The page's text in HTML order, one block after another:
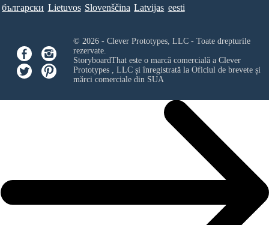
български Lietuvos Slovenščina Latvijas eesti
© 2026 - Clever Prototypes, LLC - Toate drepturile
rezervate.
StoryboardThat este o marcă comercială a Clever
Prototypes , LLCși înregistrată la Oficiul de brevete și
mărci comerciale din SUA